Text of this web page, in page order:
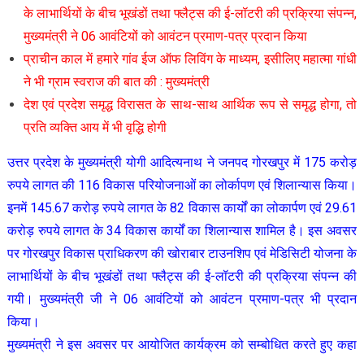
के लाभार्थियों के बीच भूखंडों तथा फ्लैट्स की ई-लॉटरी की प्रक्रिया संपन्न,
मुख्यमंत्री ने 06 आवंटियों को आवंटन प्रमाण-पत्र प्रदान किया
प्राचीन काल में हमारे गांव ईज ऑफ लिविंग के माध्यम, इसीलिए महात्मा गांधी
ने भी ग्राम स्वराज की बात की : मुख्यमंत्री
देश एवं प्रदेश समृद्ध विरासत के साथ-साथ आर्थिक रूप से समृद्ध होगा, तो
प्रति व्यक्ति आय में भी वृद्धि होगी
उत्तर प्रदेश के मुख्यमंत्री योगी आदित्यनाथ ने जनपद गोरखपुर में 175 करोड़
रुपये लागत की 116 विकास परियोजनाओं का लोर्कापण एवं शिलान्यास किया।
इनमें 145.67 करोड़ रुपये लागत के 82 विकास कार्यों का लोकार्पण एवं 29.61
करोड़ रुपये लागत के 34 विकास कार्यों का शिलान्यास शामिल है। इस अवसर
पर गोरखपुर विकास प्राधिकरण की खोराबार टाउनशिप एवं मेडिसिटी योजना के
लाभार्थियों के बीच भूखंडों तथा फ्लैट्स की ई-लॉटरी की प्रक्रिया संपन्न की
गयी। मुख्यमंत्री जी ने 06 आवंटियों को आवंटन प्रमाण-पत्र भी प्रदान
किया।
मुख्यमंत्री ने इस अवसर पर आयोजित कार्यक्रम को सम्बोधित करते हुए कहा